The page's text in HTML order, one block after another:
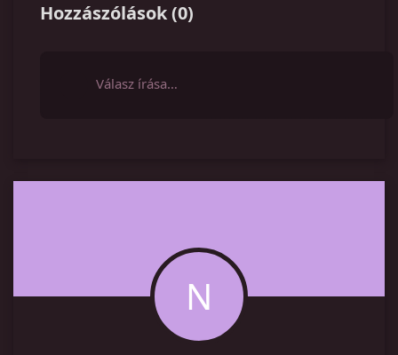
Hozzászólások(0)
Válasz írása…
N